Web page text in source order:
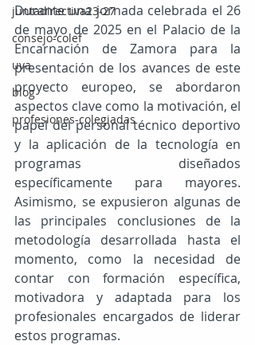
juntadirectiva23-27
consejo-colef
uva
blog
profesiones-colegiadas
Durante una jornada celebrada el 26
de mayo de 2025 en el Palacio de la
Encarnación de Zamora para la
presentación de los avances de este
proyecto europeo, se abordaron
aspectos clave como la motivación, el
papel del personal técnico deportivo
y la aplicación de la tecnología en
programas diseñados
específicamente para mayores.
Asimismo, se expusieron algunas de
las principales conclusiones de la
metodología desarrollada hasta el
momento, como la necesidad de
contar con formación específica,
motivadora y adaptada para los
profesionales encargados de liderar
estos programas.